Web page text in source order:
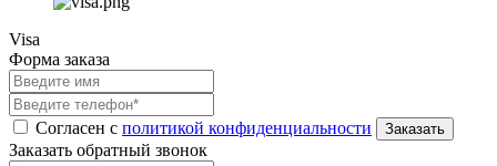
Visa
Форма заказа
Согласен с политикой конфиденциальности
Заказать обратный звонок